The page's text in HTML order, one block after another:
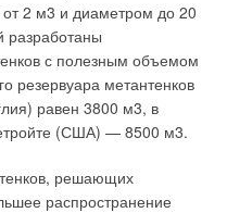
2 м3 и диаметром до 20
разработаны
с полезным объемом
резервуара метантенков
равен 3800 м3, в
(США) — 8500 м3.
решающих
распространение